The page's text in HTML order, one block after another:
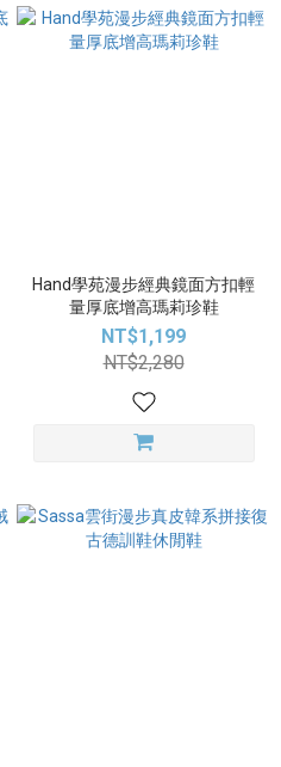
Hand學苑漫步經典鏡面方扣輕
量厚底增高瑪莉珍鞋
NT$1,199
NT$2,280